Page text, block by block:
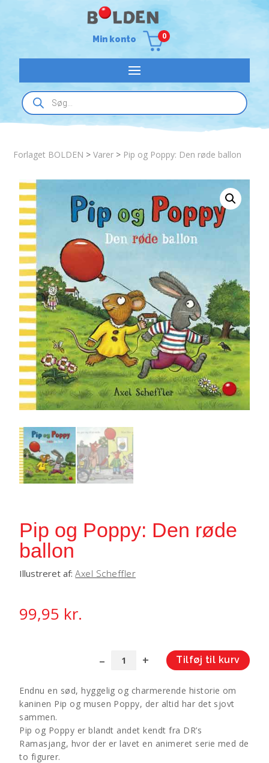
Min konto 0
Products
search
Forlaget BOLDEN >Varer > Pip og Poppy: Den røde ballon
Pip og Poppy: Den røde
ballon
Illustreret af: Axel Scheffler
99,95 kr.
Poppy:
Den
ballon
antal
Tilføj til kurv
A
Endnu en sød, hyggelig og charmerende historie om
kaninen Pip og musen Poppy, der altid har det sjovt
sammen.
Pip og Poppy er blandt andet kendt fra DR’s
Ramasjang, hvor der er lavet en animeret serie med de
to figurer.